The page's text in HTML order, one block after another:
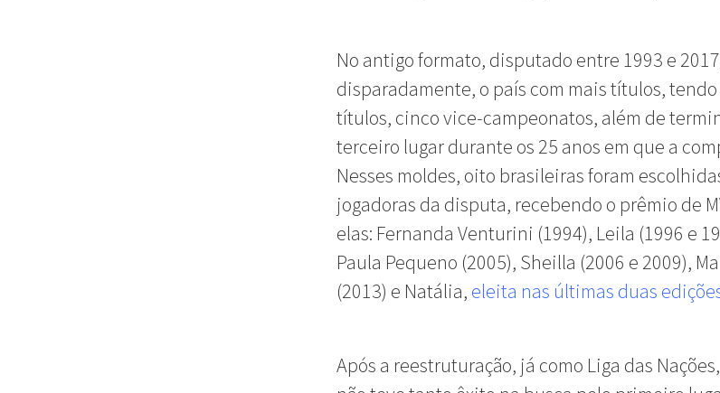
No antigo formato, disputado entre 1993 e
disparadamente, o país com mais títulos,
títulos, cinco vice-campeonatos, além de
terceiro lugar durante os 25 anos em que a
Nesses moldes, oito brasileiras foram
jogadoras da disputa, recebendo o prêmio de
elas: Fernanda Venturini (1994), Leila (1996 e
Paula Pequeno (2005), Sheilla (2006 e 2009),
(2013) e Natália, eleita nas últimas duas
Após a reestruturação, já como Liga das